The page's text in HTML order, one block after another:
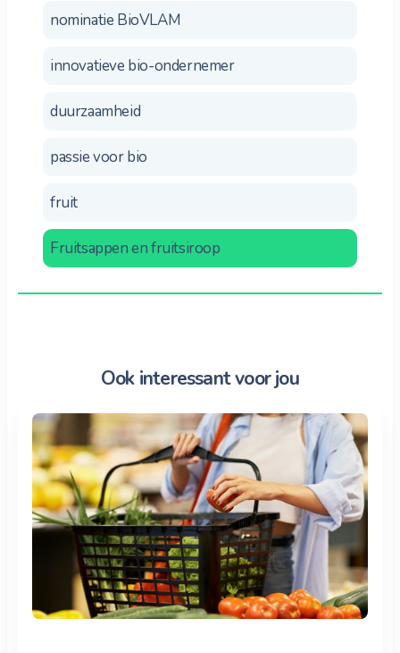
nominatie BioVLAM
innovatieve bio-ondernemer
duurzaamheid
passie voor bio
fruit
Fruitsappen en fruitsiroop
Ook interessant voor jou